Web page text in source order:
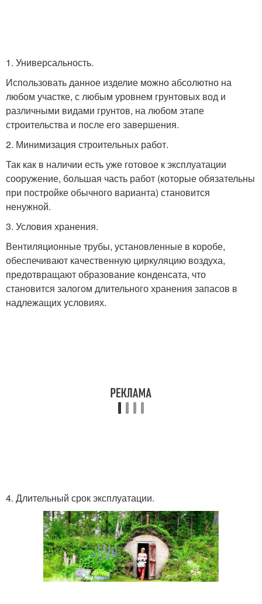
1. Универсальность.
Использовать данное изделие можно абсолютно на
любом участке, с любым уровнем грунтовых вод и
различными видами грунтов, на любом этапе
строительства и после его завершения.
2. Минимизация строительных работ.
Так как в наличии есть уже готовое к эксплуатации
сооружение, большая часть работ (которые обязательны
при постройке обычного варианта) становится
ненужной.
3. Условия хранения.
Вентиляционные трубы, установленные в коробе,
обеспечивают качественную циркуляцию воздуха,
предотвращают образование конденсата, что
становится залогом длительного хранения запасов в
надлежащих условиях.
4. Длительный срок эксплуатации.